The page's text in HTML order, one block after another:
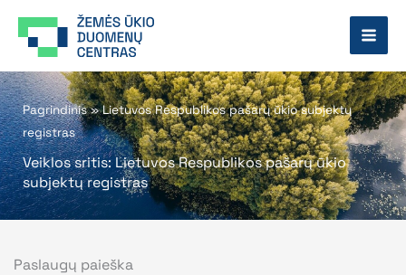
prie
Pagrindinis»Lietuvos Respublikos pašarų ūkio subjektų
registras
Veiklos sritis: Lietuvos Respublikos pašarų ūkio
subjektų registras
Paslaugų paieška